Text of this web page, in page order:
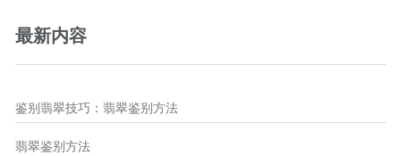
最新内容
鉴别翡翠技巧：翡翠鉴别方法
翡翠鉴别方法